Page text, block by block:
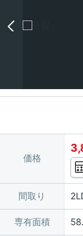
価格
間取り
専有面積